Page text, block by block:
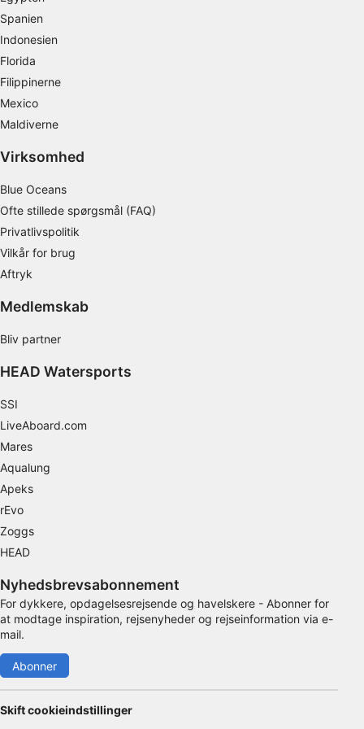
Spanien
Indonesien
Florida
Filippinerne
Mexico
Maldiverne
Virksomhed
Blue Oceans
Ofte stillede spørgsmål (FAQ)
Privatlivspolitik
Vilkår for brug
Aftryk
Medlemskab
Bliv partner
HEAD Watersports
SSI
LiveAboard.com
Mares
Aqualung
Apeks
rEvo
Zoggs
HEAD
Nyhedsbrevsabonnement
For dykkere, opdagelsesrejsende og havelskere - Abonner for
at modtage inspiration, rejsenyheder og rejseinformation via e-
mail.
Abonner
Skift cookieindstillinger
Måle annonceringseffektivitet
Forstå målgrupper gennem statistikker eller
kilder
Udvikle og forbedre tjenester
indhold
IAB Special Features:
placeringsoplysninger
Identificere enheder baseret på aktivt
Ikke-IAB-behandlingsformål:
Funktionel